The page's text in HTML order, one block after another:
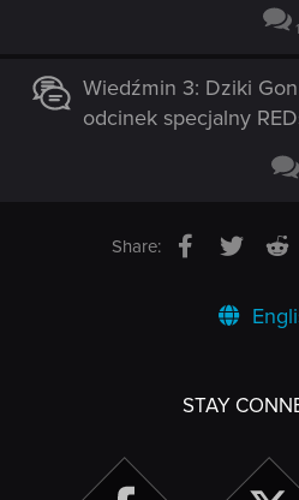
Wiedźmin 3: Dziki
odcinek specjalny
Share: Facebook
Twitter
STAY